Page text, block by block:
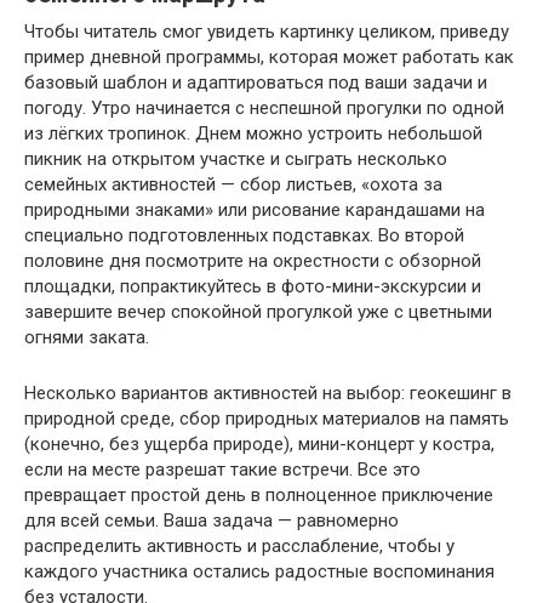
Чтобы читатель смог увидеть картинку целиком, приведу
пример дневной программы, которая может работать как
базовый шаблон и адаптироваться под ваши задачи и
погоду. Утро начинается с неспешной прогулки по одной
из лёгких тропинок. Днем можно устроить небольшой
пикник на открытом участке и сыграть несколько
семейных активностей — сбор листьев, «охота за
природными знаками» или рисование карандашами на
специально подготовленных подставках. Во второй
половине дня посмотрите на окрестности с обзорной
площадки, попрактикуйтесь в фото-мини-экскурсии и
завершите вечер спокойной прогулкой уже с цветными
огнями заката.
Несколько вариантов активностей на выбор: геокешинг в
природной среде, сбор природных материалов на память
(конечно, без ущерба природе), мини-концерт у костра,
если на месте разрешат такие встречи. Все это
превращает простой день в полноценное приключение
для всей семьи. Ваша задача — равномерно
распределить активность и расслабление, чтобы у
каждого участника остались радостные воспоминания
без усталости.